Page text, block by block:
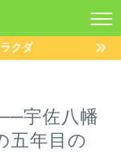
クダ
宇佐八幡
五年目の